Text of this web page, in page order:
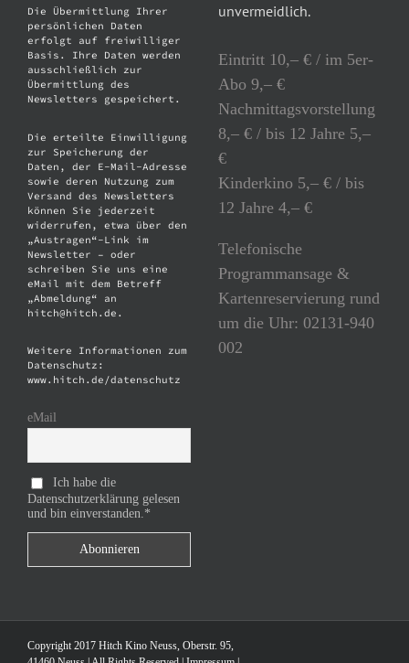
Die Übermittlung Ihrer
persönlichen Daten
erfolgt auf freiwilliger
Basis. Ihre Daten werden
ausschließlich zur
Übermittlung des
Newsletters gespeichert.
Die erteilte Einwilligung
zur Speicherung der
Daten, der E-Mail-Adresse
sowie deren Nutzung zum
Versand des Newsletters
können Sie jederzeit
widerrufen, etwa über den
„Austragen“-Link im
Newsletter – oder
schreiben Sie uns eine
eMail mit dem Betreff
„Abmeldung“ an
hitch@hitch.de.
Weitere Informationen zum
Datenschutz:
www.hitch.de/datenschutz
eMail
Ich habe die
Datenschutzerklärung gelesen
und bin einverstanden.*
unvermeidlich.
Eintritt 10,– € / im 5er-
Abo 9,– €
Nachmittagsvorstellung
8,– € / bis 12 Jahre 5,–
€
Kinderkino 5,– € / bis
12 Jahre 4,– €
Telefonische
Programmansage &
Kartenreservierung rund
um die Uhr: 02131-940
002
Copyright 2017 Hitch Kino Neuss, Oberstr. 95,